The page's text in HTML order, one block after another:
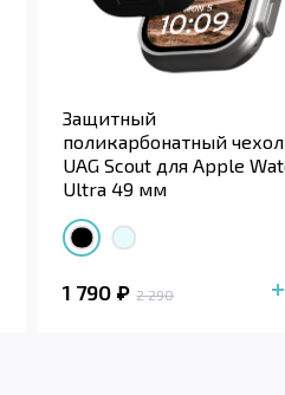
Защитный
поликарбонатный чехол
UAG Scout для Apple
Ultra 49 мм
1 790 2 290